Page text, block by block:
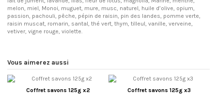
melon, miel, Monoi, muguet, mure, musc, naturel, huile d’olive, opium,
passion, pachouli, pêche, pépin de raisin, pin des landes, pomme verte,
raisin muscat, romarin, santal, thé vert, thym, tilleul, vanille, verveine,
vetiver, vigne rouge, violette.
Vous aimerez aussi
Coffret savons 125g x2 Coffret savons 125g x3